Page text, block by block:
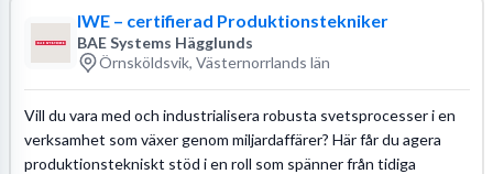
IWE – certifierad Produktionstekniker
BAE Systems Hägglunds
Örnsköldsvik, Västernorrlands län
Vill du vara med och industrialisera robusta svetsprocesser i en
verksamhet som växer genom miljardaffärer? Här får du agera
produktionstekniskt stöd i en roll som spänner från tidiga